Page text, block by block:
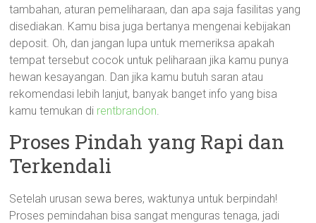
tambahan, aturan pemeliharaan, dan apa saja fasilitas yang
disediakan. Kamu bisa juga bertanya mengenai kebijakan
deposit. Oh, dan jangan lupa untuk memeriksa apakah
tempat tersebut cocok untuk peliharaan jika kamu punya
hewan kesayangan. Dan jika kamu butuh saran atau
rekomendasi lebih lanjut, banyak banget info yang bisa
kamu temukan di rentbrandon.
Proses Pindah yang Rapi dan
Terkendali
Setelah urusan sewa beres, waktunya untuk berpindah!
Proses pemindahan bisa sangat menguras tenaga, jadi